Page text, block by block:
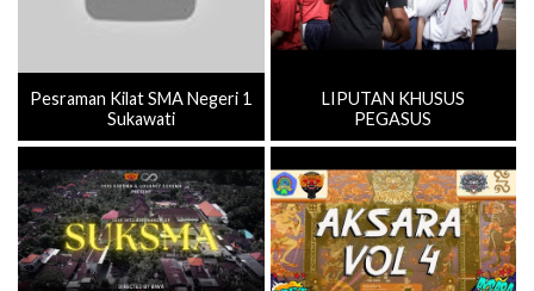
Pesraman Kilat SMA Negeri 1
Sukawati
LIPUTAN KHUSUS
PEGASUS